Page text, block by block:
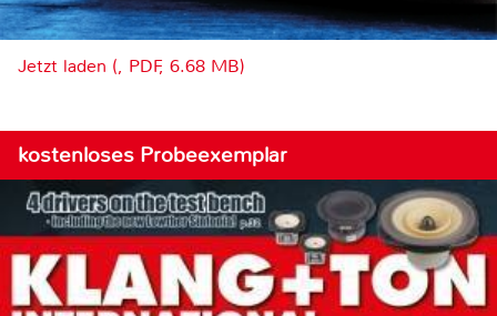
Jetzt laden (, PDF, 6.68 MB)
kostenloses Probeexemplar